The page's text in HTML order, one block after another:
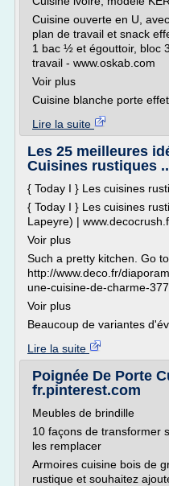
Cuisine ouverte en U,
plan de travail et snack
1 bac ½ et égouttoir, bloc
travail - www.oskab.com
Voir plus
Cuisine blanche porte effet
Lire la suite
Les 25 meilleures
Cuisines rustiques
{ Today I } Les cuisines
{ Today I } Les cuisines
Lapeyre) |
Voir plus
Such a pretty kitchen. Go
http://www.deco.fr/
une-cuisine-de-charme-
Voir plus
Beaucoup de variantes
Lire la suite
Poignée De Porte
fr.pinterest.com
Meubles de brindille
10 façons de transformer
les remplacer
Armoires cuisine bois de
rustique et souhaitez